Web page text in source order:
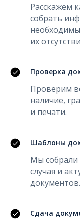
Расскажем
собрать
их
Проверка
Проверим
наличие,
и печати.
Шаблоны
Мы собрали
случая и
документов.
Сдача